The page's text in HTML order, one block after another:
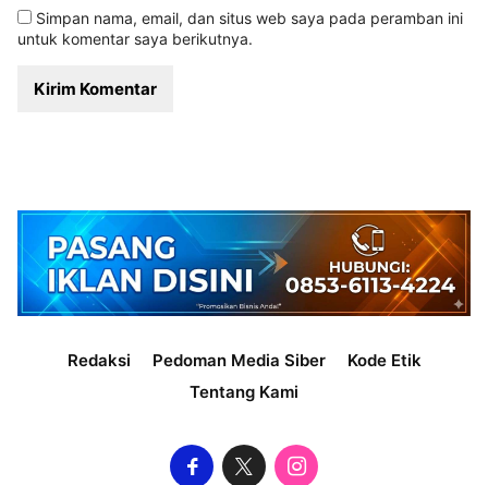
Simpan nama, email, dan situs web saya pada peramban ini
untuk komentar saya berikutnya.
Redaksi Pedoman Media Siber
Kode Etik
Tentang Kami